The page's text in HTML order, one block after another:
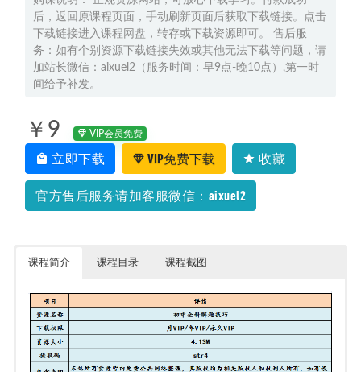
后，返回原课程页面，手动刷新页面后获取下载链接。点击
下载链接进入课程网盘，转存或下载资源即可。 售后服
务：如有个别资源下载链接失效或其他无法下载等问题，请
加站长微信：aixuel2（服务时间：早9点-晚10点）,第一时
间给予补发。
￥9 VIP会员免费
立即下载 VIP免费下载 收藏
官方售后服务请加客服微信：aixuel2
课程简介 课程目录 课程截图
机关职场30讲教学课程,百度网盘资源打包下载 2021-08-18
2023刘秋龙高三数学a寒春班23年高考数学二三轮复习视频教
程+课堂笔记 2023-05-13
2025张艳平高三地理网课25年高考地理一轮复习暑秋班网课
剪映自学视频VLOG剪辑手机短视频后期零基础新手入门教学
课程,1.27G课程百度网盘打包下载 2021-06-08